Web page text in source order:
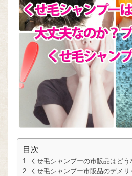
目次
くせ毛シャンプーの市販品はどう
くせ毛シャンプー市販品のデメリ